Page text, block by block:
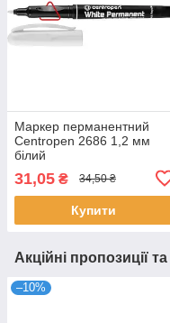
Маркер перманентний
Centropen 2686 1,2 мм
білий
31,05 ₴ 34,50 ₴
Купити
Акційні пропозиції
–10%